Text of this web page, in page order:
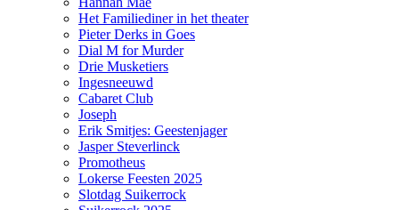
Het Familiediner in het theater
Pieter Derks in Goes
Dial M for Murder
Drie Musketiers
Ingesneeuwd
Cabaret Club
Joseph
Erik Smitjes: Geestenjager
Jasper Steverlinck
Promotheus
Lokerse Feesten 2025
Slotdag Suikerrock